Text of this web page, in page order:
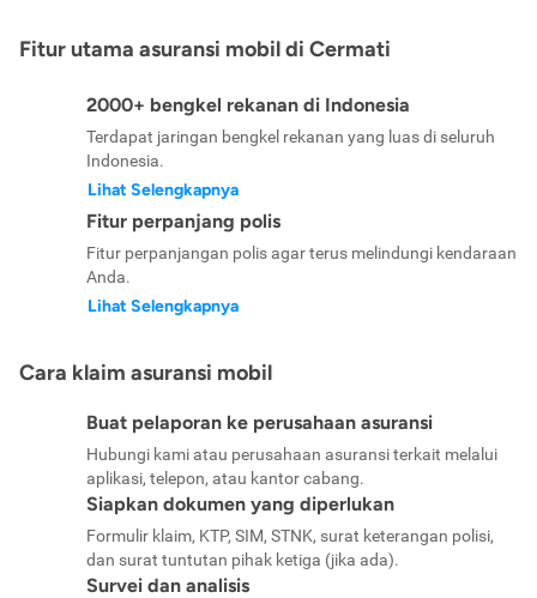
Fitur utama asuransi mobil di Cermati
2000+ bengkel rekanan di Indonesia
Terdapat jaringan bengkel rekanan yang luas di seluruh
Indonesia.
Lihat Selengkapnya
Fitur perpanjang polis
Fitur perpanjangan polis agar terus melindungi kendaraan
Anda.
Lihat Selengkapnya
Cara klaim asuransi mobil
Buat pelaporan ke perusahaan asuransi
Hubungi kami atau perusahaan asuransi terkait melalui
aplikasi, telepon, atau kantor cabang.
Siapkan dokumen yang diperlukan
Formulir klaim, KTP, SIM, STNK, surat keterangan polisi,
dan surat tuntutan pihak ketiga (jika ada).
Survei dan analisis